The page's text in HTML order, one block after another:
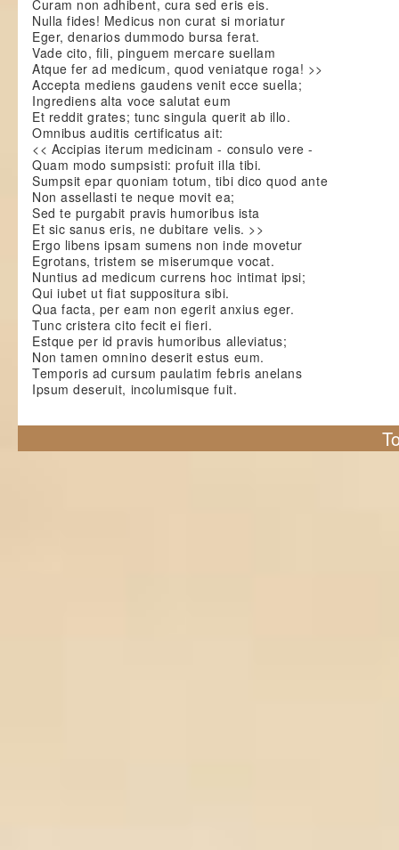
Curam non adhibent, cura sed eris eis.
Nulla fides! Medicus non curat si moriatur
Eger, denarios dummodo bursa ferat.
Vade cito, fili, pinguem mercare suellam
Atque fer ad medicum, quod veniatque roga! >>
Accepta mediens gaudens venit ecce suella;
Ingrediens alta voce salutat eum
Et reddit grates; tunc singula querit ab illo.
Omnibus auditis certificatus ait:
<< Accipias iterum medicinam - consulo vere -
Quam modo sumpsisti: profuit illa tibi.
Sumpsit epar quoniam totum, tibi dico quod ante
Non assellasti te neque movit ea;
Sed te purgabit pravis humoribus ista
Et sic sanus eris, ne dubitare velis. >>
Ergo libens ipsam sumens non inde movetur
Egrotans, tristem se miserumque vocat.
Nuntius ad medicum currens hoc intimat ipsi;
Qui iubet ut fiat suppositura sibi.
Qua facta, per eam non egerit anxius eger.
Tunc cristera cito fecit ei fieri.
Estque per id pravis humoribus alleviatus;
Non tamen omnino deserit estus eum.
Temporis ad cursum paulatim febris anelans
Ipsum deseruit, incolumisque fuit.